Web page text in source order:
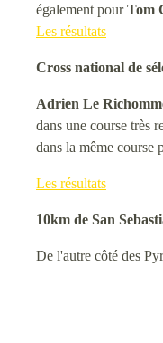
également pourTom
Les résultats
Cross national de
Adrien Le
dans une course très
dans la même course
Les résultats
10km de San
De l'autre côté des